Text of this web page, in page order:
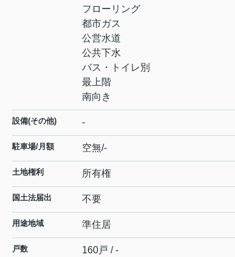
フローリング
都市ガス
公営水道
公共下水
バス・トイレ別
最上階
南向き
設備(その他) -
駐車場/月額 空無/-
土地権利 所有権
国土法届出 不要
用途地域 準住居
戸数 160戸 / -